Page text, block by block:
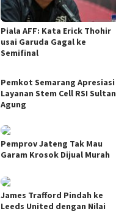
Piala AFF: Kata Erick Thohir
usai Garuda Gagal ke
Semifinal
Pemkot Semarang Apresiasi
Layanan Stem Cell RSI Sultan
Agung
Pemprov Jateng Tak Mau
Garam Krosok Dijual Murah
James Trafford Pindah ke
Leeds United dengan Nilai